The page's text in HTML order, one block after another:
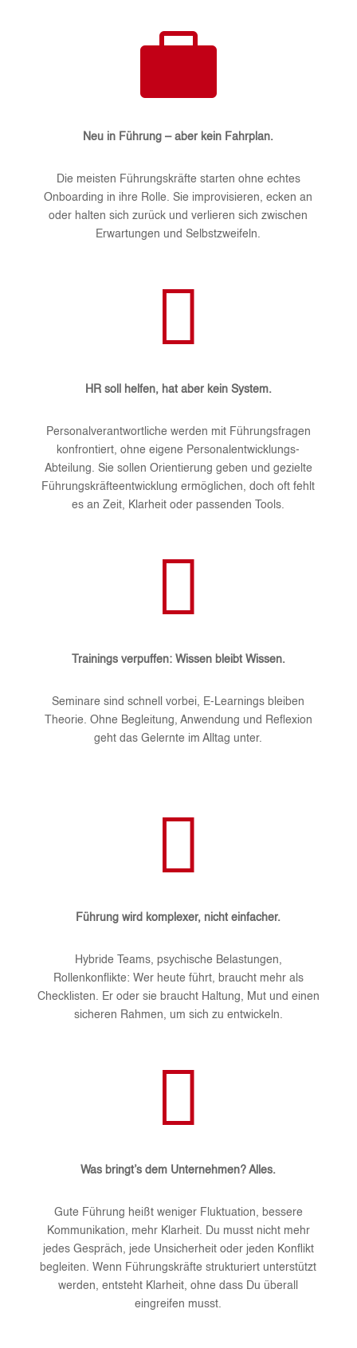

Neu in Führung – aber kein Fahrplan.
Die meisten Führungskräfte starten ohne echtes
Onboarding in ihre Rolle. Sie improvisieren, ecken an
oder halten sich zurück und verlieren sich zwischen
Erwartungen und Selbstzweifeln.

HR soll helfen, hat aber kein System.
Personalverantwortliche werden mit Führungsfragen
konfrontiert, ohne eigene Personalentwicklungs-
Abteilung. Sie sollen Orientierung geben und gezielte
Führungskräfteentwicklung ermöglichen, doch oft fehlt
es an Zeit, Klarheit oder passenden Tools.

Trainings verpuffen: Wissen bleibt Wissen.
Seminare sind schnell vorbei, E-Learnings bleiben
Theorie. Ohne Begleitung, Anwendung und Reflexion
geht das Gelernte im Alltag unter.

Führung wird komplexer, nicht einfacher.
Hybride Teams, psychische Belastungen,
Rollenkonflikte: Wer heute führt, braucht mehr als
Checklisten. Er oder sie braucht Haltung, Mut und einen
sicheren Rahmen, um sich zu entwickeln.

Was bringt’s dem Unternehmen? Alles.
Gute Führung heißt weniger Fluktuation, bessere
Kommunikation, mehr Klarheit. Du musst nicht mehr
jedes Gespräch, jede Unsicherheit oder jeden Konflikt
begleiten. Wenn Führungskräfte strukturiert unterstützt
werden, entsteht Klarheit, ohne dass Du überall
eingreifen musst.